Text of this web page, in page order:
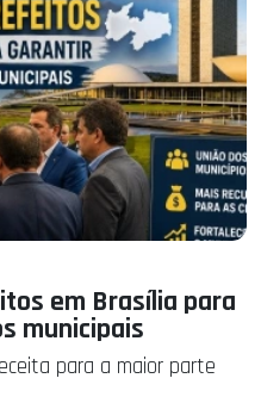
em Brasília para
municipais
para a maior parte